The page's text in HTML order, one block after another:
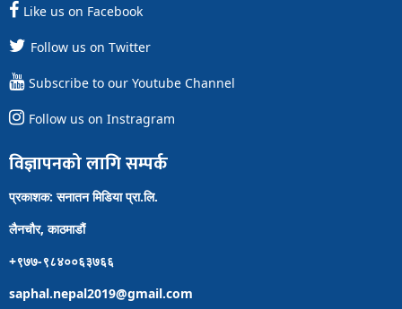
Like us on Facebook
Follow us on Twitter
Subscribe to our Youtube Channel
Follow us on Instragram
विज्ञापनको लागि सम्पर्क
प्रकाशक: सनातन मिडिया प्रा.लि.
लैनचौर, काठमाडौं
+९७७-९८४००६३७६६
saphal.nepal2019@gmail.com